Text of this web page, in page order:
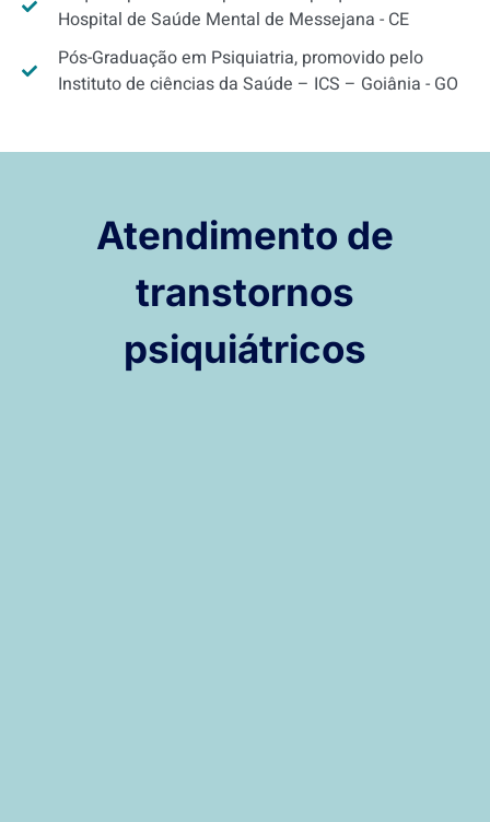
Hospital de Saúde Mental de Messejana - CE
Pós-Graduação em Psiquiatria, promovido pelo
Instituto de ciências da Saúde – ICS – Goiânia - GO
Atendimento de
transtornos
psiquiátricos